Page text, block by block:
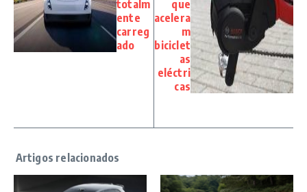
totalm
ente
carreg
ado
que
acelera
m
biciclet
as
eléctri
cas